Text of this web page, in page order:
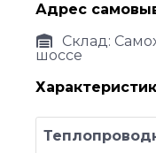
Адрес
Склад:
шоссе